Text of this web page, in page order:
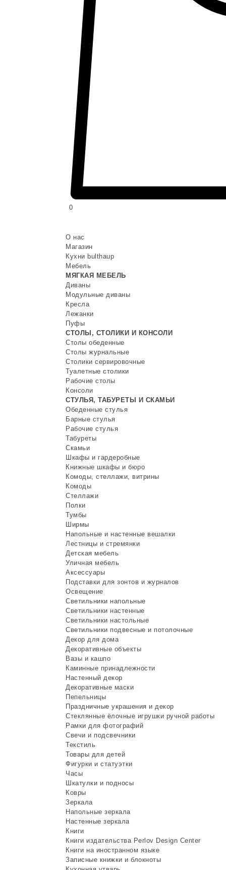
0
О нас
Магазин
Кухни bulthaup
Мебель
МЯГКАЯ МЕБЕЛЬ
Диваны
Модульные диваны
Кресла
Лежанки
Пуфы
СТОЛЫ, СТОЛИКИ И КОНСОЛИ
Столы обеденные
Столы журнальные
Столики сервировочные
Туалетные столики
Рабочие столы
Консоли
СТУЛЬЯ, ТАБУРЕТЫ И СКАМЬИ
Обеденные стулья
Барные стулья
Рабочие стулья
Табуреты
Скамьи
Шкафы и гардеробные
Книжные шкафы и бюро
Комоды, стеллажи, витрины
Комоды
Стеллажи
Полки
Тумбы
Ширмы
Напольные и настенные вешалки
Лестницы и стремянки
Детская мебель
Уличная мебель
Аксессуары
Подставки для зонтов и журналов
Освещение
Светильники напольные
Светильники настенные
Светильники настольные
Светильники подвесные и потолочные
Декор для дома
Декоративные объекты
Вазы и кашпо
Каминные принадлежности
Настенный декор
Декоративные маски
Пепельницы
Праздничные украшения и декор
Стеклянные ёлочные игрушки ручной работы
Рамки для фотографий
Свечи и подсвечники
Текстиль
Товары для детей
Фигурки и статуэтки
Часы
Шкатулки и подносы
Ковры
Зеркала
Напольные зеркала
Настенные зеркала
Книги
Книги издательства Perlov Design Center
Книги на иностранном языке
Записные книжки и блокноты